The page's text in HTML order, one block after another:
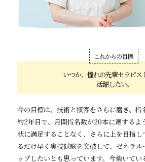
これからの目標
いつか、憧れの先輩セラピス
活躍したい。
今の目標は、技術と接客をさらに磨き、
約2年目で、月間指名数が20本に達するよ
状に満足することなく、さらに上を目指し
るだけ早く実技試験を突破して、ゼネラ
ップしたいとも思っています。今働いて